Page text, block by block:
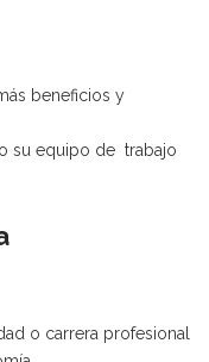
beneficios y
su equipo de trabajo
o carrera profesional